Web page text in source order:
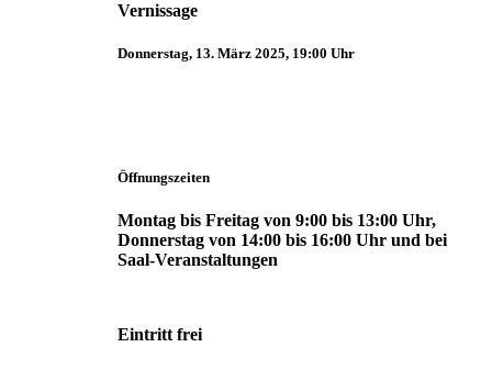
Vernissage
Donnerstag, 13. März 2025, 19:00 Uhr
Öffnungszeiten
Montag bis Freitag von 9:00 bis 13:00 Uhr,
Donnerstag von 14:00 bis 16:00 Uhr und bei
Saal-Veranstaltungen
Eintritt frei